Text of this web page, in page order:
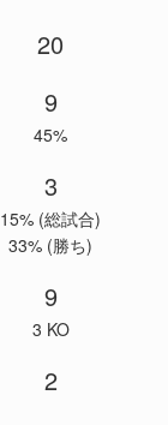
20
9
45%
3
15% (総試合)
33% (勝ち)
9
3 KO
2